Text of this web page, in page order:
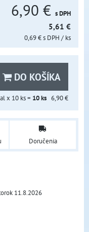
6,90 € s DPH
5,61 €
0,69 €s DPH / ks
DO KOŠÍKA
x 10 ks = 10ks 6,90 €
Doručenia
11.8.2026